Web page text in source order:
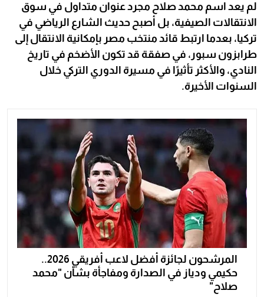
لم يعد اسم محمد صلاح مجرد عنوان متداول في سوق
الانتقالات الصيفية، بل أصبح حديث الشارع الرياضي في
تركيا، بعدما ارتبط قائد منتخب مصر بإمكانية الانتقال إلى
طرابزون سبور، في صفقة قد تكون الأضخم في تاريخ
النادي، والأكثر تأثيرًا في مسيرة الدوري التركي خلال
السنوات الأخيرة.
المرشحون لجائزة أفضل لاعب أفريقي 2026..
حكيمي ودياز في الصدارة ومفاجأة بشأن "محمد
صلاح"